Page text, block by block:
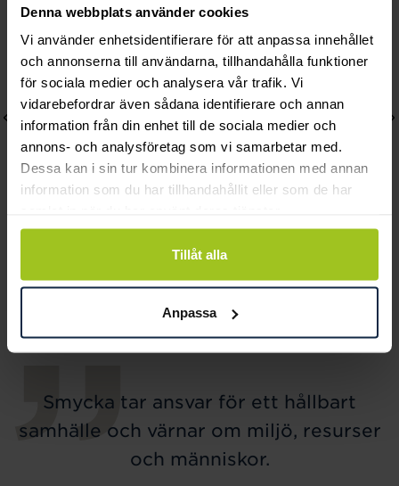
Denna webbplats använder cookies
Vi använder enhetsidentifierare för att anpassa innehållet
och annonserna till användarna, tillhandahålla funktioner
för sociala medier och analysera vår trafik. Vi
vidarebefordrar även sådana identifierare och annan
information från din enhet till de sociala medier och
annons- och analysföretag som vi samarbetar med.
Dessa kan i sin tur kombinera informationen med annan
information som du har tillhandahållit eller som de har
Tillåt alla
Anpassa
Pris:810 kr
810 kr
Pris:2 100 kr
2 100 kr
Smycka tar ansvar för ett hållbart
samhälle och värnar om miljö, resurser
och människor.